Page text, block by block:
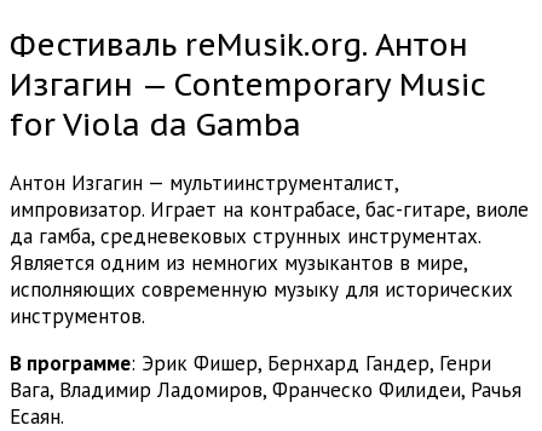
Фестиваль reMusik.org. Антон
Изгагин — Contemporary Music
for Viola da Gamba
Антон Изгагин — мультиинструменталист,
импровизатор. Играет на контрабасе, бас-гитаре, виоле
да гамба, средневековых струнных инструментах.
Является одним из немногих музыкантов в мире,
исполняющих современную музыку для исторических
инструментов.
В программе: Эрик Фишер, Бернхард Гандер, Генри
Вага, Владимир Ладомиров, Франческо Филидеи, Рачья
Есаян.